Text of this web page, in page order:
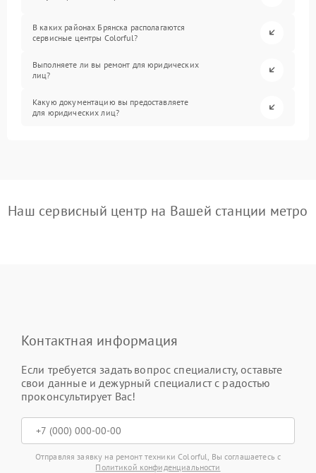
В каких районах Брянска располагаются
сервисные центры Colorful?
Выполняете ли вы ремонт для юридических
лиц?
Какую документацию вы предоставляете
для юридических лиц?
Наш сервисный центр на Вашей станции метро
Контактная информация
Если требуется задать вопрос специалисту, оставьте
свои данные и дежурный специалист с радостью
проконсультирует Вас!
Отправляя заявку на ремонт техники Colorful, Вы соглашаетесь с
Политикой конфиденциальности